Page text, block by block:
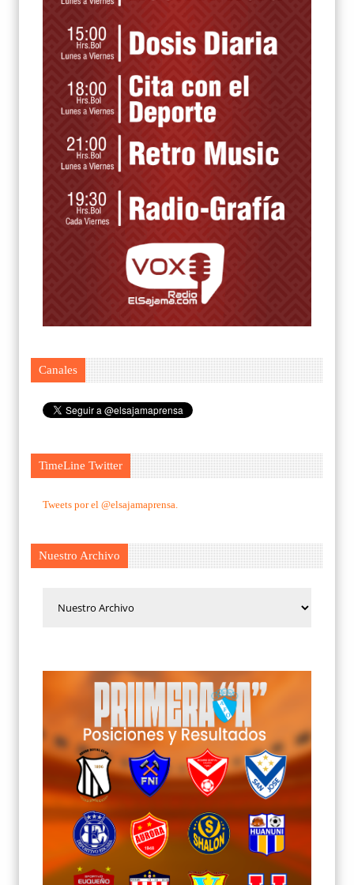
Canales
TimeLine Twitter
Tweets por el @elsajamaprensa.
Nuestro Archivo